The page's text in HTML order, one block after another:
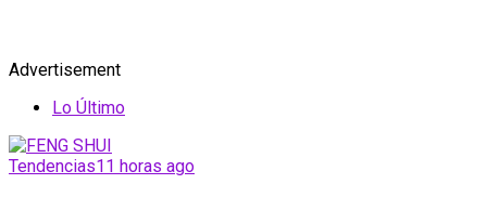
Advertisement
Lo Último
Tendencias11 horas ago